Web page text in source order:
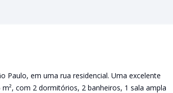
Paulo, em uma rua residencial. Uma excelente
com 2 dormitórios, 2 banheiros, 1 sala ampla